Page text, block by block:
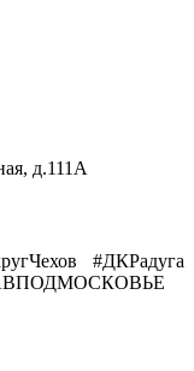
д.111А
#ДКРадуга